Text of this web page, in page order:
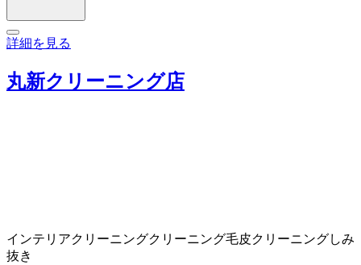
詳細を見る
丸新クリーニング店
インテリアクリーニングクリーニング毛皮クリーニングしみ
抜き